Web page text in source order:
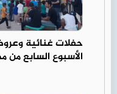
حفلات غنائية
الأسبوع السابع من